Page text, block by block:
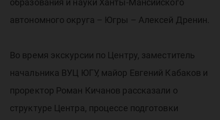
образования и науки Ханты-Мансийского
автономного округа – Югры – Алексей Дренин.
Во время экскурсии по Центру, заместитель
начальника ВУЦ ЮГУ, майор Евгений Кабаков и
проректор Роман Кичанов рассказали о
структуре Центра, процессе подготовки